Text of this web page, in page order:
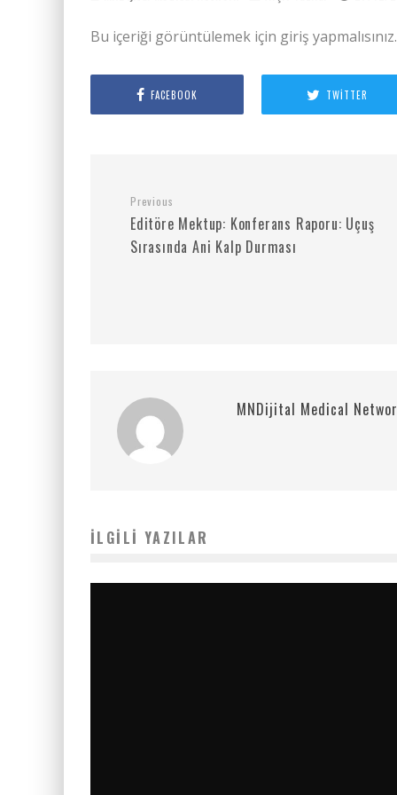
Bu içeriği görüntülemek için giriş
FACEBOOK TWITTER
Previous
Editöre Mektup: Konferans Raporu: Uçuş
Sırasında Ani Kalp Durması
MNDijital Medical
İLGILI YAZILAR